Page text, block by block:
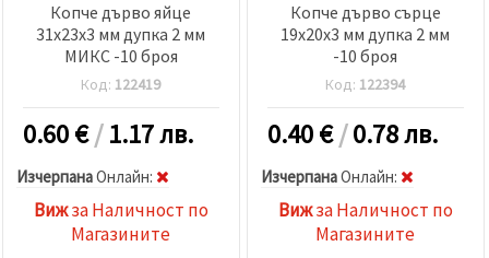
Копче дърво яйце
31x23x3 мм дупка 2 мм
МИКС -10 броя
Код: 122419
0.60€/1.17 лв.
ИзчерпанаOнлайн:
Вижза Наличност по
Магазините
Копче дърво сърце
19x20x3 мм дупка 2 мм
-10 броя
Код: 122394
0.40€/0.78 лв.
ИзчерпанаOнлайн:
Вижза Наличност по
Магазините